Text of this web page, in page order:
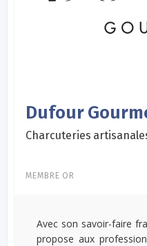
Dufour
Charcuteries
MEMBRE OR
Avec son savoir-faire
propose aux